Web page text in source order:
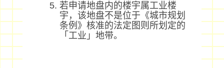
若申请地盘内的楼宇属工业楼
宇，该地盘不是位于《城市规划
条例》核准的法定图则所划定的
「工业」地带。